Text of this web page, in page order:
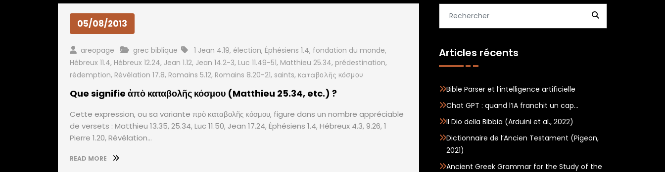
05/08/2013
areopage grec biblique 1 Jean 4.19, élection, Éphésiens 1.4, fondation du monde,
Hébreux 11.4, Hébreux 12.24, Jean 1.12, Jean 14.2-3, Luc 11.49-51, Matthieu 25.34, prédestination,
rédemption, Révélation 17.8, Romains 5.12, Romains 8.20-21, saints, καταβολῆς κόσμου
Que signifie ἀπὸ καταβολῆς κόσμου (Matthieu 25.34, etc.) ?
Cette expression, ou sa variante πρὸ καταβολῆς κόσμου, figure dans un nombre appréciable
de versets : Matthieu 13.35, 25.34, Luc 11.50, Jean 17.24, Éphésiens 1.4, Hébreux 4.3, 9.26, 1
Pierre 1.20, Révélation…
READ MORE
Articles récents
Bible Parser et l’intelligence artificielle
Chat GPT : quand l’IA franchit un cap…
Il Dio della Bibbia (Arduini et al., 2022)
Dictionnaire de l’Ancien Testament (Pigeon,
2021)
Ancient Greek Grammar for the Study of the